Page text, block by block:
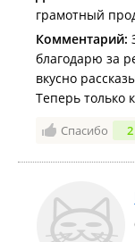
грамотный
Комментарий:
благодарю за
вкусно
Теперь только
Спасибо 2